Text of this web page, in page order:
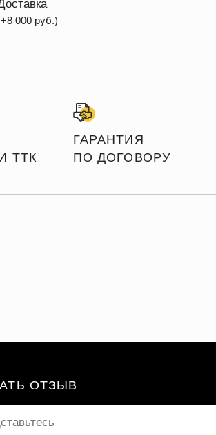
000 руб.)
ТТК
ГАРАНТИЯ
ПО ДОГОВОРУ
ОТЗЫВ